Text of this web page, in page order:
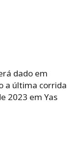
dado em
a última corrida
2023 em Yas